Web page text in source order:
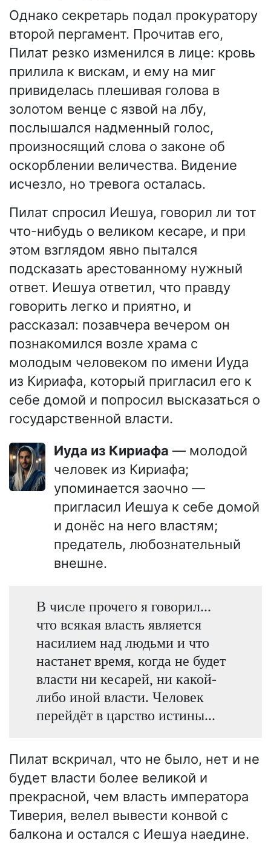
Однако секретарь подал прокуратору
второй пергамент. Прочитав его,
Пилат резко изменился в лице: кровь
прилила к вискам, и ему на миг
привиделась плешивая голова в
золотом венце с язвой на лбу,
послышался надменный голос,
произносящий слова о законе об
оскорблении величества. Видение
исчезло, но тревога осталась.
Пилат спросил Иешуа, говорил ли тот
что-нибудь о великом кесаре, и при
этом взглядом явно пытался
подсказать арестованному нужный
ответ. Иешуа ответил, что правду
говорить легко и приятно, и
рассказал: позавчера вечером он
познакомился возле храма с
молодым человеком по имени Иуда
из Кириафа, который пригласил его к
себе домой и попросил высказаться о
государственной власти.
Иуда из Кириафа — молодой
человек из Кириафа;
упоминается заочно —
пригласил Иешуа к себе домой
и донёс на него властям;
предатель, любознательный
внешне.
В числе прочего я говорил...
что всякая власть является
насилием над людьми и что
настанет время, когда не будет
власти ни кесарей, ни какой-
либо иной власти. Человек
перейдёт в царство истины...
Пилат вскричал, что не было, нет и не
будет власти более великой и
прекрасной, чем власть императора
Тиверия, велел вывести конвой с
балкона и остался с Иешуа наедине.